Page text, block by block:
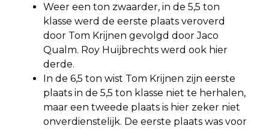
Weer een ton zwaarder, in de 5,5 ton
klasse werd de eerste plaats veroverd
door Tom Krijnen gevolgd door Jaco
Qualm. Roy Huijbrechts werd ook hier
derde.
In de 6,5 ton wist Tom Krijnen zijn eerste
plaats in de 5,5 ton klasse niet te herhalen,
maar een tweede plaats is hier zeker niet
onverdienstelijk. De eerste plaats was voor